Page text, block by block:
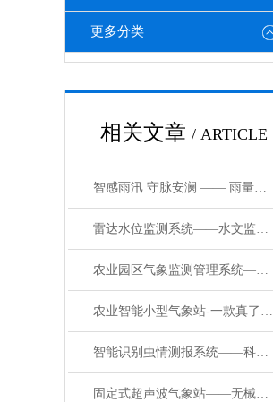
更多分类
相关文章 / ARTICLE
智感雨汛 守脉安澜 —— 雨量水位自动观测设施的科技担当
雷达水位监测系统——水文监测系统：让河流 “开口说话” 的科技神器
农业园区气象监测管理系统——可快速安装的农业种植气象站#2024全+境+派+送
农业智能小型气象站-一款真了不起的小型气象站监测仪器#2022已更新
智能识别虫情测报系统——科研力量助力！这款虫情测报仪让农业更高效
固定式超声波气象站——无械之利：超声波气象环境监测仪器的技术突破